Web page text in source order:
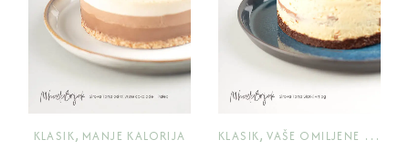
KLASIK, MANJE KALORIJA KLASIK,VAŠE OMILJENE TORTE